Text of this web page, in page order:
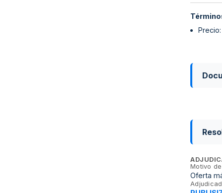
Precio:
Motivo
Oferta